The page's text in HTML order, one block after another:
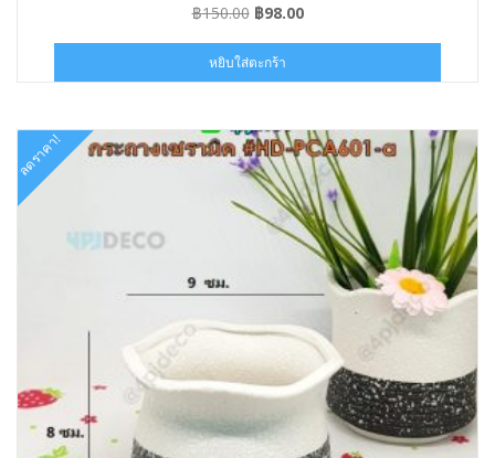
฿150.00 Original
was:
฿150.00.
฿98.00Current
฿98.00.
หยิบใส่ตะกร้า
ลดราคา!